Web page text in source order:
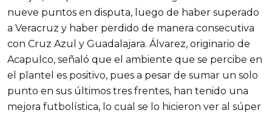
nueve puntos en disputa, luego de haber superado
a Veracruz y haber perdido de manera consecutiva
con Cruz Azul y Guadalajara. Álvarez, originario de
Acapulco, señaló que el ambiente que se percibe en
el plantel es positivo, pues a pesar de sumar un solo
punto en sus últimos tres frentes, han tenido una
mejora futbolística, lo cual se lo hicieron ver al súper